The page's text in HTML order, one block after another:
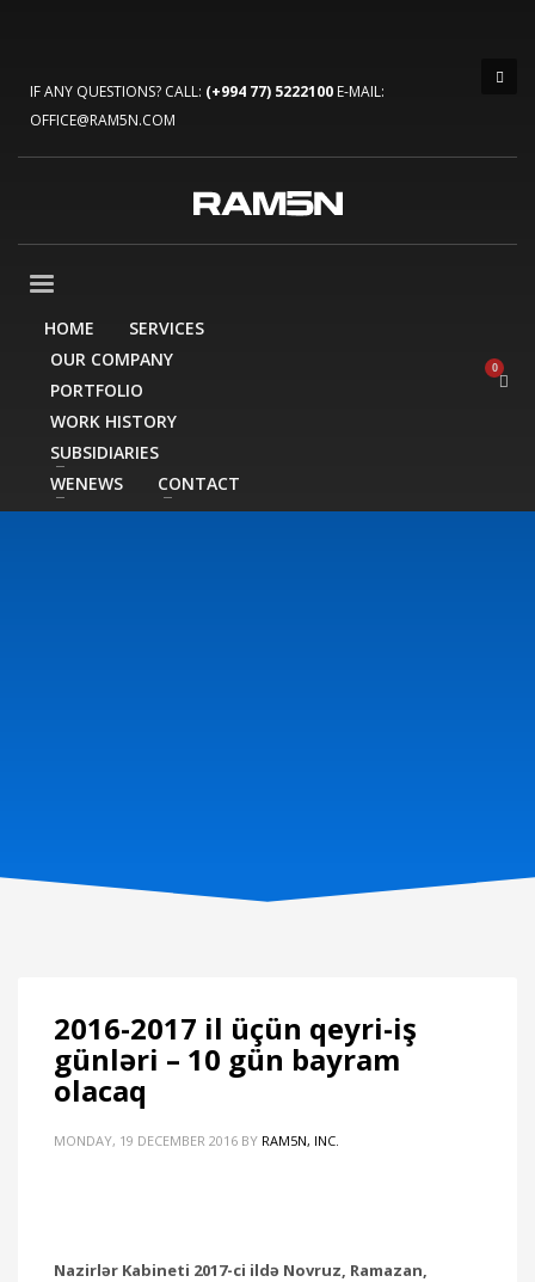
IF ANY QUESTIONS? CALL: (+994 77) 5222100 E-MAIL:
OFFICE@RAM5N.COM
HOME
SERVICES
OUR COMPANY
PORTFOLIO
WORK HISTORY
SUBSIDIARIES
WENEWS
CONTACT
2016-2017 il üçün qeyri-iş
günləri – 10 gün bayram
olacaq
MONDAY, 19 DECEMBER 2016 BY RAM5N, INC.
Nazirlər Kabineti 2017-ci ildə Novruz, Ramazan,